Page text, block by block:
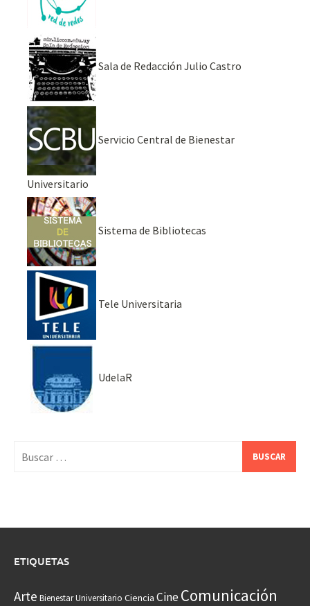
Sala de Redacción Julio Castro
Servicio Central de Bienestar
Universitario
Sistema de Bibliotecas
Tele Universitaria
UdelaR
ETIQUETAS
Arte Bienestar Universitario Ciencia CineComunicación